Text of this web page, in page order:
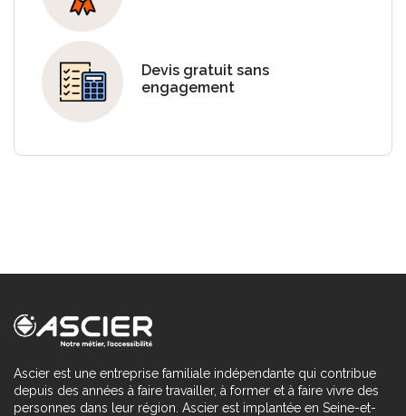
Devis gratuit sans
engagement
Ascier est une entreprise familiale indépendante qui contribue
depuis des années à faire travailler, à former et à faire vivre des
personnes dans leur région. Ascier est implantée en Seine-et-